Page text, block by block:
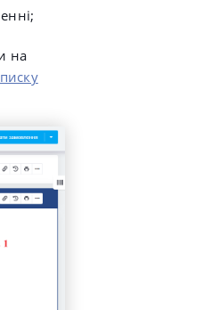
на